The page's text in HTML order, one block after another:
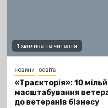
1 хвилина на читання
новини освіта
«Траєкторія»: 10
масштабування
до ветеранів бізнесу